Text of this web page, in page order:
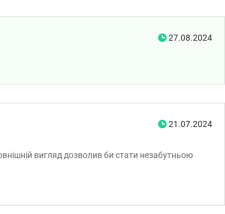
27.08.2024
21.07.2024
вигляд дозволив би стати незабутньою